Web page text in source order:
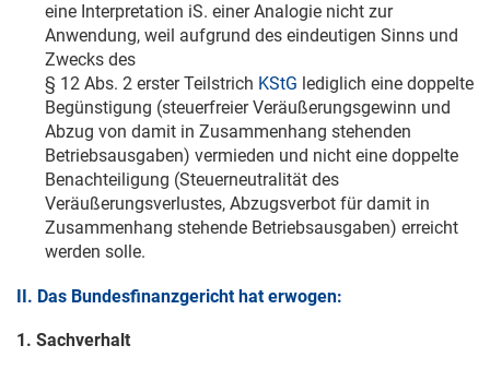
eine Interpretation iS. einer Analogie nicht zur
Anwendung, weil aufgrund des eindeutigen Sinns und
Zwecks des
§ 12 Abs. 2 erster Teilstrich KStG lediglich eine doppelte
Begünstigung (steuerfreier Veräußerungsgewinn und
Abzug von damit in Zusammenhang stehenden
Betriebsausgaben) vermieden und nicht eine doppelte
Benachteiligung (Steuerneutralität des
Veräußerungsverlustes, Abzugsverbot für damit in
Zusammenhang stehende Betriebsausgaben) erreicht
werden solle.
II. Das Bundesfinanzgericht hat erwogen:
1. Sachverhalt